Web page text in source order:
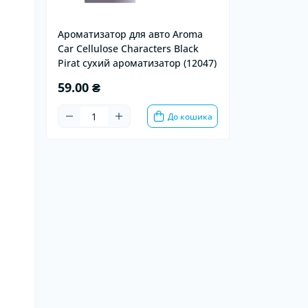
Ароматизатор для авто Aroma
Car Cellulose Characters Black
Pirat сухий ароматизатор (12047)
59.00 ₴
До кошика